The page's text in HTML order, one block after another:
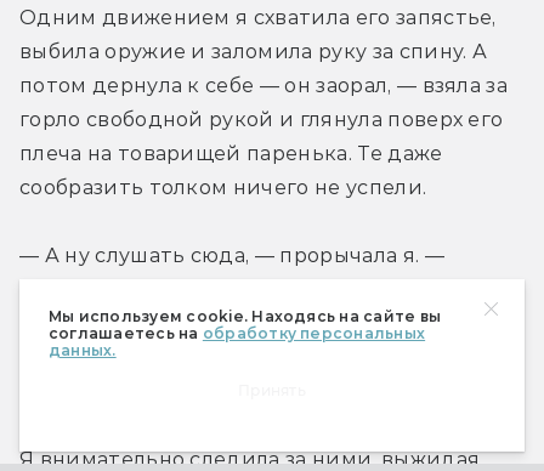
Мы используем cookie. Находясь на сайте вы
соглашаетесь на обработку персональных
данных.
Одним движением я схватила его запястье,
выбила оружие и заломила руку за спину. А
потом дернула к себе — он заорал, — взяла за
горло свободной рукой и глянула поверх его
плеча на товарищей паренька. Те даже
сообразить толком ничего не успели.
— А ну слушать сюда, — прорычала я. —
вперед. Хотите, чтобы все отсюда вышли
живыми,  убирайте эти свои штуковины и
Я внимательно следила за ними, выжидая,